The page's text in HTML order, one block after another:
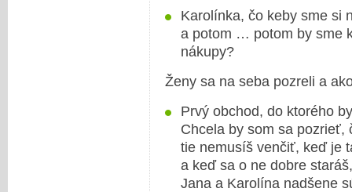
Karolínka, čo keby sme si
a potom … potom by sme
nákupy?
Ženy sa na seba pozreli a
Prvý obchod, do ktorého
Chcela by som sa pozrieť,
tie nemusíš venčiť, keď je
a keď sa o ne dobre
Jana a Karolína nadšene